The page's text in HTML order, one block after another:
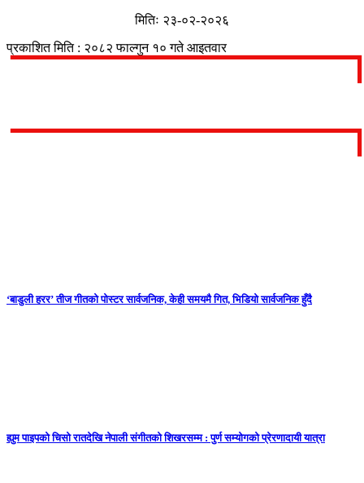
मितिः २३-०२-२०२६
प्रकाशित मिति : २०८२ फाल्गुन १० गते आइतवार
‘बाडुली हरर’ तीज गीतको पोस्टर सार्वजनिक, केही समयमै गित, भिडियो सार्वजनिक हुँदै
ह्युम पाइपको चिसो रातदेखि नेपाली संगीतको शिखरसम्म : पुर्ण सम्योगको प्रेरणादायी यात्रा